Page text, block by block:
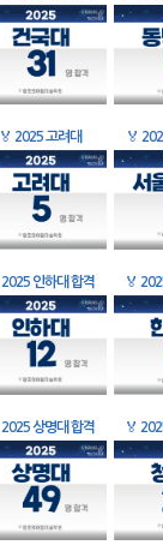
🏅 2025 고려대 🏅
2025 인하대 합격 🏅
2025 상명대 합격 🏅